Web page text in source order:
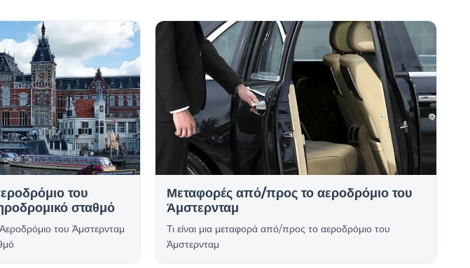
του
σταθμό
του Άμστερνταμ
Μεταφορές από/προς το αεροδρόμιο του
Άμστερνταμ
Τι είναι μια μεταφορά από/προς το αεροδρόμιο του
Άμστερνταμ